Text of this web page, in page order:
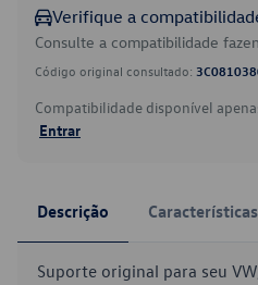
Verifique a
Consulte a compatibilidade
Código original consultado:
Compatibilidade disponível
Entrar
Descrição Características
Suporte original para seu